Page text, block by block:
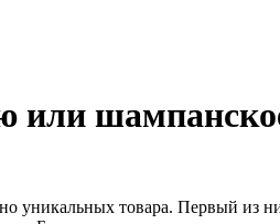
или
уникальных товара. Первый из